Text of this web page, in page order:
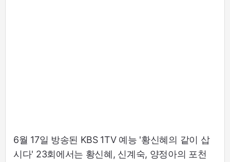
6월 17일 방송된 KBS 1TV 예능 '황신혜의 같이 삽
시다' 23회에서는 황신혜, 신계숙, 양정아의 포천